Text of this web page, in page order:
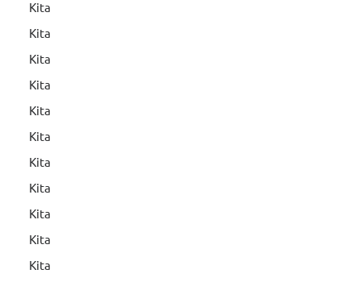
Kita
Kita
Kita
Kita
Kita
Kita
Kita
Kita
Kita
Kita
Kita